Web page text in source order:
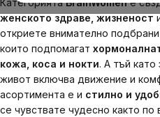
КатегориятаBrainWomenе
женското здраве, жизненост
откриете внимателно подбрани
които подпомагат
кожа, коса и нокти. А тъй като
живот включва движение и
асортимента е и стилно и
се чувствате чудесно както по